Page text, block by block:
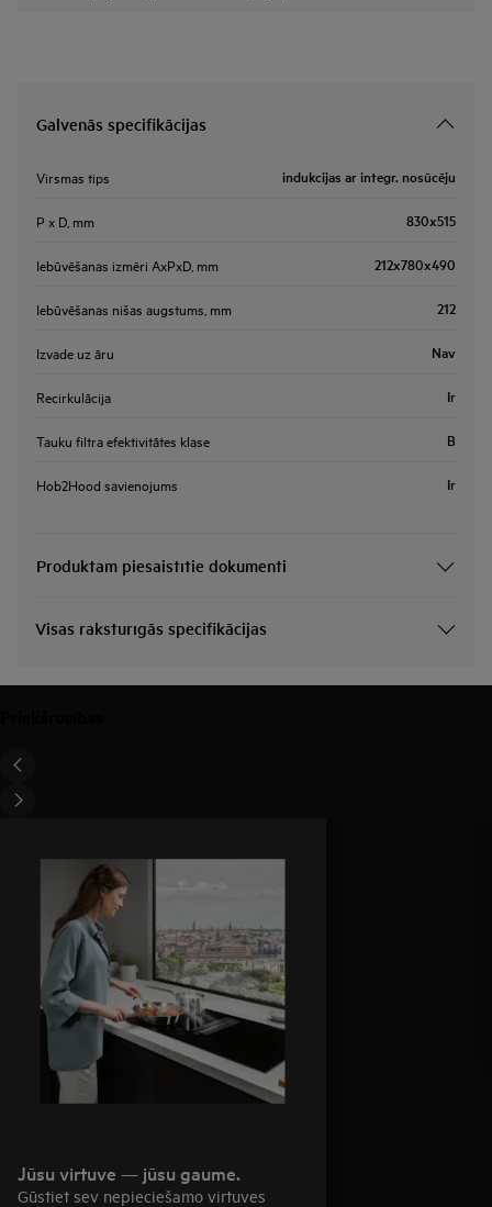
Galvenās specifikācijas
Virsmas tips indukcijas ar integr. nosūcēju
P x D, mm 830x515
Iebūvēšanas izmēri AxPxD, mm 212x780x490
Iebūvēšanas nišas augstums, mm 212
Izvade uz āru Nav
Recirkulācija Ir
Tauku filtra efektivitātes klase B
Hob2Hood savienojums Ir
Produktam piesaistītie dokumenti
Visas raksturīgās specifikācijas
Jūsu virtuve — jūsu gaume.
Gūstiet sev nepieciešamo virtuves